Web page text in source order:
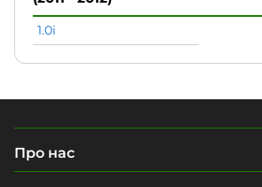
1.0i
Про нас